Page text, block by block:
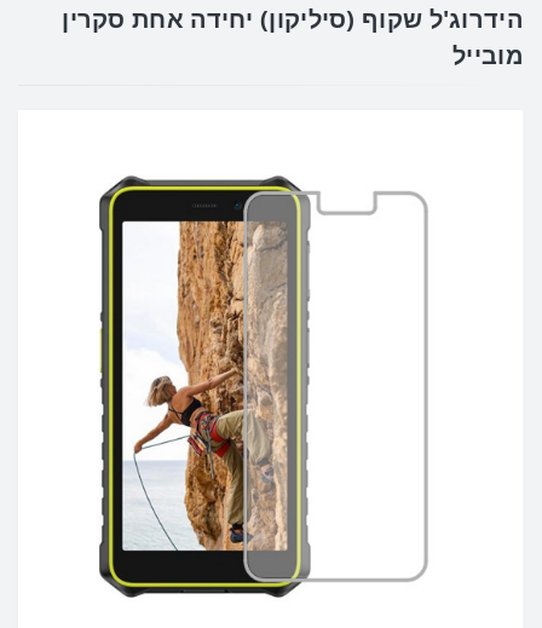
הידרוג'ל שקוף (סיליקון) יחידה אחת סקרין
מובייל